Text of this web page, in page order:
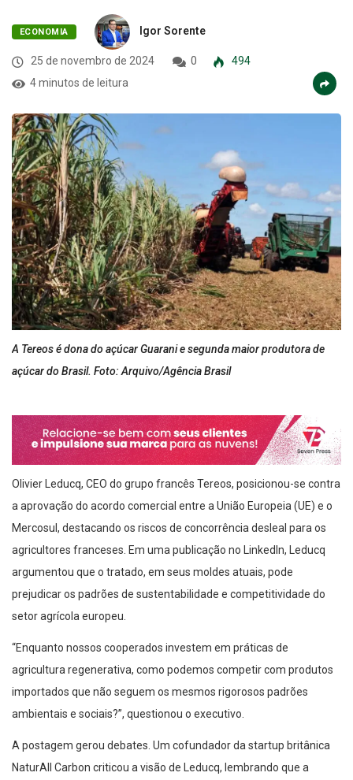
ECONOMIA Igor Sorente
25 de novembro de 2024 0
494
4 minutos de leitura
A Tereos é dona do açúcar Guarani e segunda maior produtora de
açúcar do Brasil. Foto: Arquivo/Agência Brasil
Olivier Leducq, CEO do grupo francês Tereos, posicionou-se contra
a aprovação do acordo comercial entre a União Europeia (UE) e o
Mercosul, destacando os riscos de concorrência desleal para os
agricultores franceses. Em uma publicação no LinkedIn, Leducq
argumentou que o tratado, em seus moldes atuais, pode
prejudicar os padrões de sustentabilidade e competitividade do
setor agrícola europeu.
“Enquanto nossos cooperados investem em práticas de
agricultura regenerativa, como podemos competir com produtos
importados que não seguem os mesmos rigorosos padrões
ambientais e sociais?”, questionou o executivo.
A postagem gerou debates. Um cofundador da startup britânica
NaturAll Carbon criticou a visão de Leducq, lembrando que a